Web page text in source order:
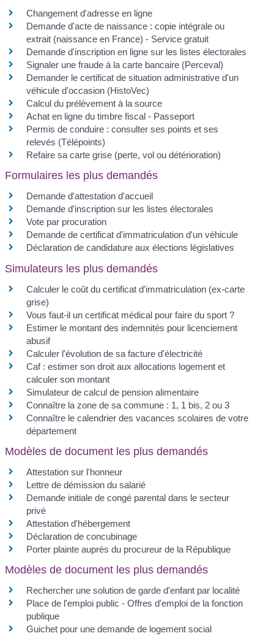
Changement d'adresse en ligne
Demande d'acte de naissance : copie intégrale ou
extrait (naissance en France) - Service gratuit
Demande d'inscription en ligne sur les listes électorales
Signaler une fraude à la carte bancaire (Perceval)
Demander le certificat de situation administrative d'un
véhicule d'occasion (HistoVec)
Calcul du prélèvement à la source
Achat en ligne du timbre fiscal - Passeport
Permis de conduire : consulter ses points et ses
relevés (Télépoints)
Refaire sa carte grise (perte, vol ou détérioration)
Formulaires les plus demandés
Demande d'attestation d'accueil
Demande d'inscription sur les listes électorales
Vote par procuration
Demande de certificat d'immatriculation d'un véhicule
Déclaration de candidature aux élections législatives
Simulateurs les plus demandés
Calculer le coût du certificat d'immatriculation (ex-carte
grise)
Vous faut-il un certificat médical pour faire du sport ?
Estimer le montant des indemnités pour licenciement
abusif
Calculer l'évolution de sa facture d'électricité
Caf : estimer son droit aux allocations logement et
calculer son montant
Simulateur de calcul de pension alimentaire
Connaître la zone de sa commune : 1, 1 bis, 2 ou 3
Connaître le calendrier des vacances scolaires de votre
département
Modèles de document les plus demandés
Attestation sur l'honneur
Lettre de démission du salarié
Demande initiale de congé parental dans le secteur
privé
Attestation d'hébergement
Déclaration de concubinage
Porter plainte auprès du procureur de la République
Modèles de document les plus demandés
Rechercher une solution de garde d'enfant par localité
Place de l'emploi public - Offres d'emploi de la fonction
publique
Guichet pour une demande de logement social